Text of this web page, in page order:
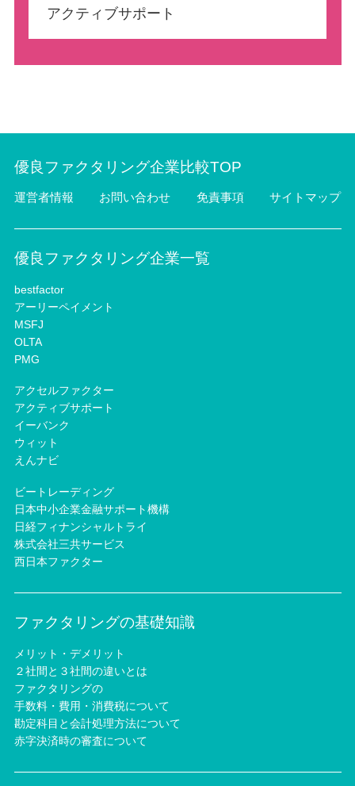
アクティブサポート
優良ファクタリング企業比較TOP
運営者情報 お問い合わせ 免責事項 サイトマップ
優良ファクタリング企業一覧
bestfactor
アーリーペイメント
MSFJ
OLTA
PMG
アクセルファクター
アクティブサポート
イーバンク
ウィット
えんナビ
ビートレーディング
日本中小企業金融サポート機構
日経フィナンシャルトライ
株式会社三共サービス
西日本ファクター
ファクタリングの基礎知識
メリット・デメリット
２社間と３社間の違いとは
ファクタリングの
手数料・費用・消費税について
勘定科目と会計処理方法について
赤字決済時の審査について